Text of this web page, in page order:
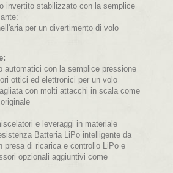
invertito stabilizzato con la semplice
per un divertimento di volo
automatici con la semplice pressione
ottici ed elettronici per un volo
con molti attacchi in scala come
e leveraggi in materiale
Batteria LiPo intelligente da
presa di ricarica e controllo LiPo e
opzionali aggiuntivi come